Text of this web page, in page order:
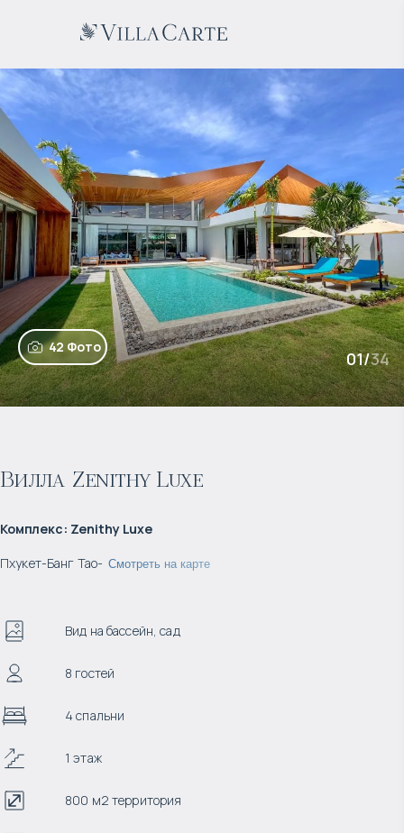
42 Фото
01/34
Вилла Zenithy Luxe
Комплекс: Zenithy Luxe
Пхукет-Банг Тао- Смотреть на карте
Вид на бассейн, сад
8 гостей
4 спальни
1 этаж
800 м2 территория